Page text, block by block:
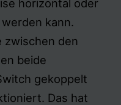
horizontal oder
kann.
zwischen den
beide
gekoppelt
Das hat